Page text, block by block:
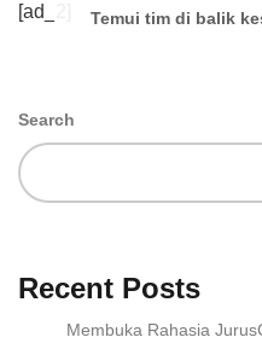
[ad_2]
Temui tim di balik
Search
Recent Posts
Membuka Rahasia